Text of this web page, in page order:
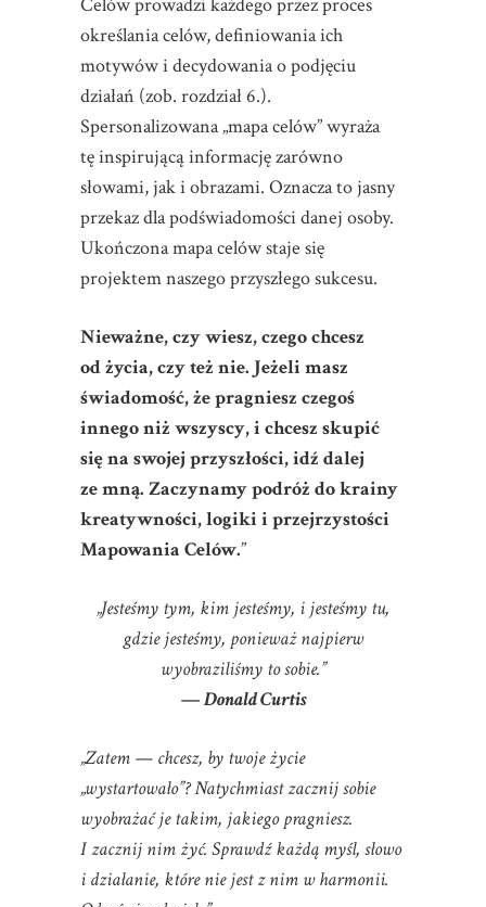
Celów prowadzi każdego przez proces
określania celów, definiowania ich
motywów i decydowania o podjęciu
działań (zob. rozdział 6.).
Spersonalizowana „mapa celów” wyraża
tę inspirującą informację zarówno
słowami, jak i obrazami. Oznacza to jasny
przekaz dla podświadomości danej osoby.
Ukończona mapa celów staje się
projektem naszego przyszłego sukcesu.
Nieważne, czy wiesz, czego chcesz
od życia, czy też nie. Jeżeli masz
świadomość, że pragniesz czegoś
innego niż wszyscy, i chcesz skupić
się na swojej przyszłości, idź dalej
ze mną. Zaczynamy podróż do krainy
kreatywności, logiki i przejrzystości
Mapowania Celów.”
„Jesteśmy tym, kim jesteśmy, i jesteśmy tu,
gdzie jesteśmy, ponieważ najpierw
wyobraziliśmy to sobie.”
— Donald Curtis
„Zatem — chcesz, by twoje życie
„wystartowało”? Natychmiast zacznij sobie
wyobrażać je takim, jakiego pragniesz.
I zacznij nim żyć. Sprawdź każdą myśl, słowo
i działanie, które nie jest z nim w harmonii.